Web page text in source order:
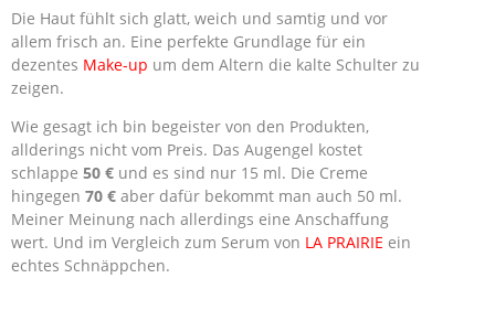
Die Haut fühlt sich glatt, weich und samtig und vor
allem frisch an. Eine perfekte Grundlage für ein
dezentes Make-up um dem Altern die kalte Schulter zu
zeigen.
Wie gesagt ich bin begeister von den Produkten,
allderings nicht vom Preis. Das Augengel kostet
schlappe 50 € und es sind nur 15 ml. Die Creme
hingegen 70 € aber dafür bekommt man auch 50 ml.
Meiner Meinung nach allerdings eine Anschaffung
wert. Und im Vergleich zum Serum von LA PRAIRIE ein
echtes Schnäppchen.